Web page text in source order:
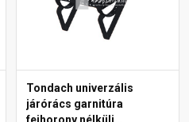
Tondach univerzális
járórács garnitúra